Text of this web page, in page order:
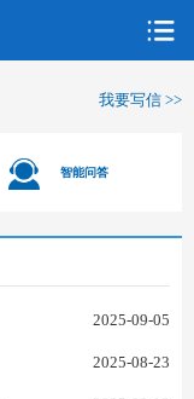
我要写信 >>
智能问答
2025-09-05
2025-08-23